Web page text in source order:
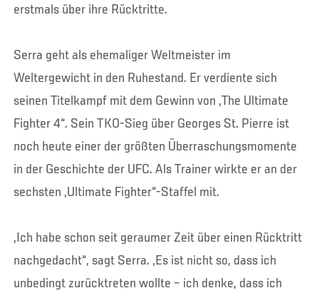
erstmals über ihre Rücktritte.
Serra geht als ehemaliger Weltmeister im
Weltergewicht in den Ruhestand. Er verdiente sich
seinen Titelkampf mit dem Gewinn von „The Ultimate
Fighter 4“. Sein TKO-Sieg über Georges St. Pierre ist
noch heute einer der größten Überraschungsmomente
in der Geschichte der UFC. Als Trainer wirkte er an der
sechsten „Ultimate Fighter“-Staffel mit.
„Ich habe schon seit geraumer Zeit über einen Rücktritt
nachgedacht“, sagt Serra. „Es ist nicht so, dass ich
unbedingt zurücktreten wollte – ich denke, dass ich